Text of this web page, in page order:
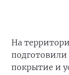
На
подготовили
покрытие и